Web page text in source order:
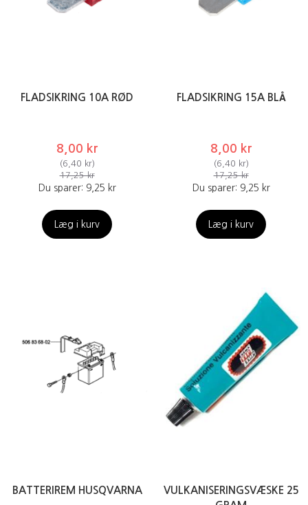
FLADSIKRING 10A RØD
8,00 kr
(6,40 kr)
17,25 kr
Du sparer: 9,25 kr
Læg i kurv
FLADSIKRING 15A BLÅ
8,00 kr
(6,40 kr)
17,25 kr
Du sparer: 9,25 kr
Læg i kurv
BATTERIREM HUSQVARNA
VULKANISERINGSVÆSKE 25